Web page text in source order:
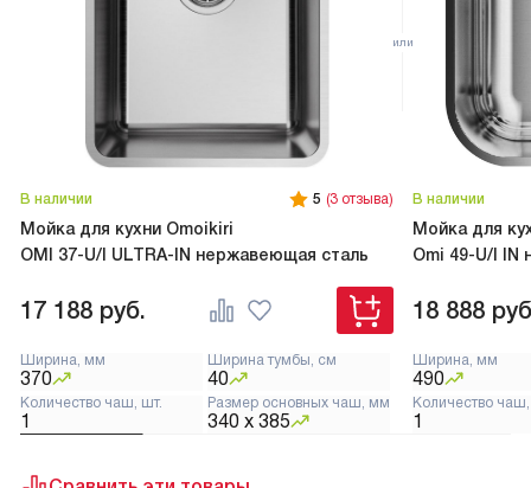
В наличии 5 (3 отзыва)
Мойка для кухни Omoikiri
OMI 37-U/I ULTRA-IN нержавеющая сталь
17 188 руб.
Ширина, мм
370
Ширина тумбы, см
40
Количество чаш, шт.
1
Размер основных чаш, мм
340 х 385
В наличии
Мойка для
Omi 49-U/I IN
18 888
Ширина, мм
490
Количество
1